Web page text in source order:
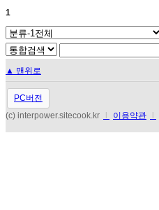
1
▲ 맨위로
PC버전
(c) interpower.sitecook.kr
이용약관